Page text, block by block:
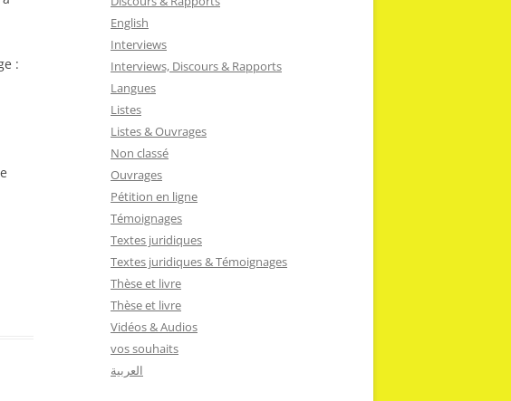
:
English
Interviews
Interviews, Discours & Rapports
Langues
Listes
Listes & Ouvrages
Non classé
Ouvrages
Pétition en ligne
Témoignages
Textes juridiques
Textes juridiques & Témoignages
Thèse et livre
Thèse et livre
Vidéos & Audios
vos souhaits
العربية